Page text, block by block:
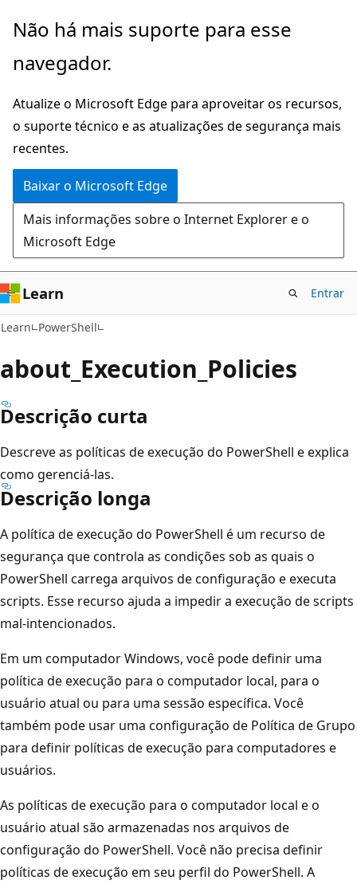
Pular
o
principal
Não há mais suporte para esse
navegador.
Atualize o Microsoft Edge para aproveitar os recursos,
o suporte técnico e as atualizações de segurança mais
recentes.
Baixar o Microsoft Edge
Mais informações sobre o Internet Explorer e o
Microsoft Edge
Learn Entrar
Learn PowerShell
about_Execution_Policies
Descrição curta
Descreve as políticas de execução do PowerShell e explica
como gerenciá-las.
Descrição longa
A política de execução do PowerShell é um recurso de
segurança que controla as condições sob as quais o
PowerShell carrega arquivos de configuração e executa
scripts. Esse recurso ajuda a impedir a execução de scripts
mal-intencionados.
Em um computador Windows, você pode definir uma
política de execução para o computador local, para o
usuário atual ou para uma sessão específica. Você
também pode usar uma configuração de Política de Grupo
para definir políticas de execução para computadores e
usuários.
As políticas de execução para o computador local e o
usuário atual são armazenadas nos arquivos de
configuração do PowerShell. Você não precisa definir
políticas de execução em seu perfil do PowerShell. A